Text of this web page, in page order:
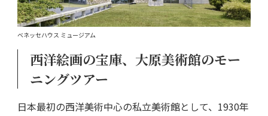
ベネッセハウス ミュージアム
西洋絵画の宝庫、大原美術館のモー
ニングツアー
日本最初の西洋美術中心の私立美術館として、1930年